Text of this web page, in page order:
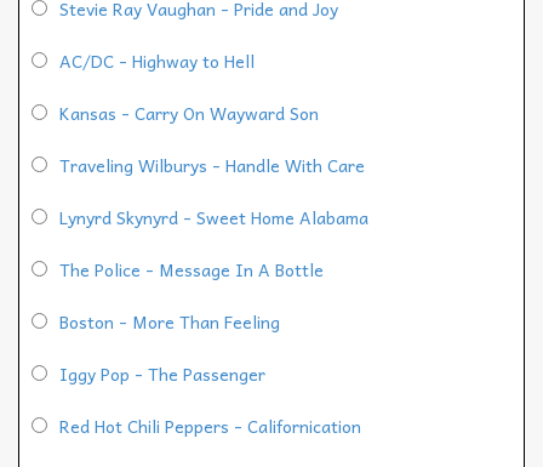
Stevie Ray Vaughan - Pride and Joy
AC/DC - Highway to Hell
Kansas - Carry On Wayward Son
Traveling Wilburys - Handle With Care
Lynyrd Skynyrd - Sweet Home Alabama
The Police - Message In A Bottle
Boston - More Than Feeling
Iggy Pop - The Passenger
Red Hot Chili Peppers - Californication